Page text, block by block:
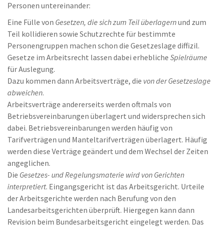
Personen untereinander:
Eine Fülle von Gesetzen, die sich zum Teil überlagernund zum
Teil kollidieren sowie Schutzrechte für bestimmte
Personengruppen machen schon die Gesetzeslage diffizil.
Gesetze im Arbeitsrecht lassen dabei erhebliche Spielräume
für Auslegung.
Dazu kommen dann Arbeitsverträge, die von der Gesetzeslage
abweichen.
Arbeitsverträge andererseits werden oftmals von
Betriebsvereinbarungen überlagert und widersprechen sich
dabei. Betriebsvereinbarungen werden häufig von
Tarifverträgen und Manteltarifverträgen überlagert. Häufig
werden diese Verträge geändert und dem Wechsel der Zeiten
angeglichen.
Die Gesetzes- und Regelungsmaterie wird von Gerichten
interpretiert. Eingangsgericht ist das Arbeitsgericht. Urteile
der Arbeitsgerichte werden nach Berufung von den
Landesarbeitsgerichten überprüft. Hiergegen kann dann
Revision beim Bundesarbeitsgericht eingelegt werden. Das